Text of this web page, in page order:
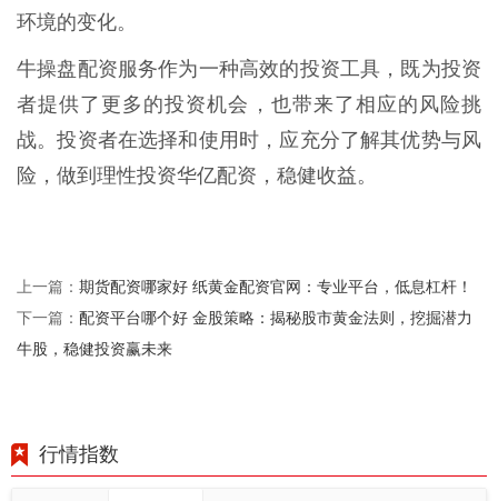
环境的变化。
牛操盘配资服务作为一种高效的投资工具，既为投资
者提供了更多的投资机会，也带来了相应的风险挑
战。投资者在选择和使用时，应充分了解其优势与风
险，做到理性投资华亿配资，稳健收益。
上一篇： 期货配资哪家好 纸黄金配资官网：专业平台，低息杠杆！
下一篇： 配资平台哪个好 金股策略：揭秘股市黄金法则，挖掘潜力
牛股，稳健投资赢未来
行情指数